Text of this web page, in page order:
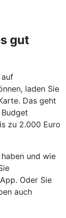
gut
laden Sie
Das geht
zu 2.000 Euro
und wie
Oder Sie
auch